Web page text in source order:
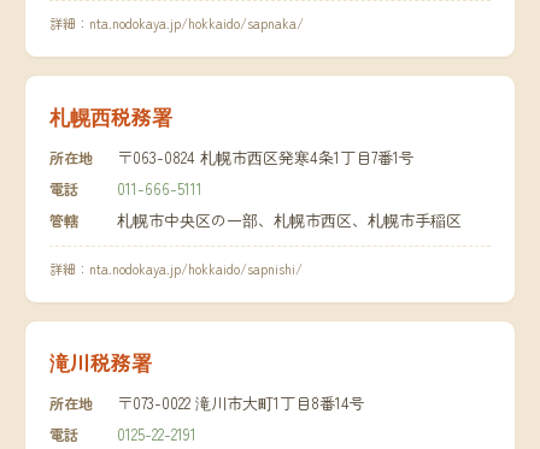
詳細： nta.nodokaya.jp/hokkaido/sapnaka/
札幌西税務署
所在地 〒063-0824 札幌市西区発寒4条1丁目7番1号
電話 011-666-5111
管轄 札幌市中央区の一部、札幌市西区、札幌市手稲区
詳細： nta.nodokaya.jp/hokkaido/sapnishi/
滝川税務署
所在地 〒073-0022 滝川市大町1丁目8番14号
電話 0125-22-2191